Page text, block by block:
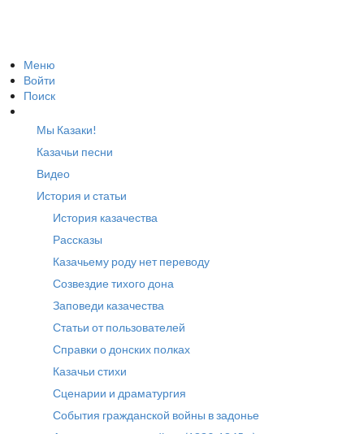
Меню
Войти
Поиск
Мы Казаки!
Казачьи песни
Видео
История и статьи
История казачества
Рассказы
Казачьему роду нет переводу
Созвездие тихого дона
Заповеди казачества
Статьи от пользователей
Справки о донских полках
Казачьи стихи
Сценарии и драматургия
События гражданской войны в задонье